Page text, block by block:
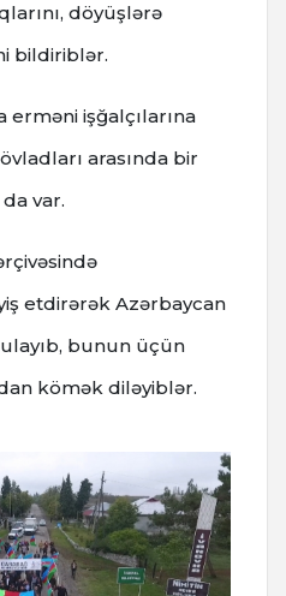
döyüşlərə
bildiriblər.
erməni işğalçılarına
arasında bir
var.
etdirərək Azərbaycan
bunun üçün
kömək diləyiblər.